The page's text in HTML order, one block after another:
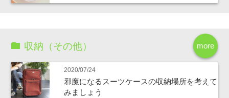
more
収納（その他）
2020/07/24
邪魔になるスーツケースの収納場所を考えて
みましょう